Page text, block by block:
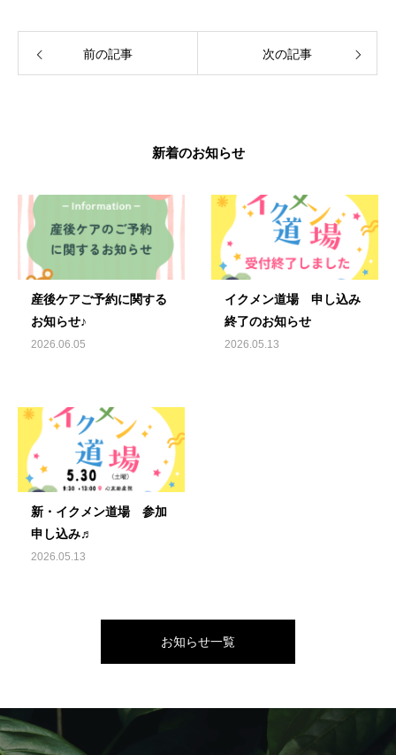
前の記事 次の記事
新着のお知らせ
産後ケアご予約に関する
お知らせ♪
2026.06.05
イクメン道場 申し込み
終了のお知らせ
2026.05.13
新・イクメン道場 参加
申し込み♬
2026.05.13
お知らせ一覧